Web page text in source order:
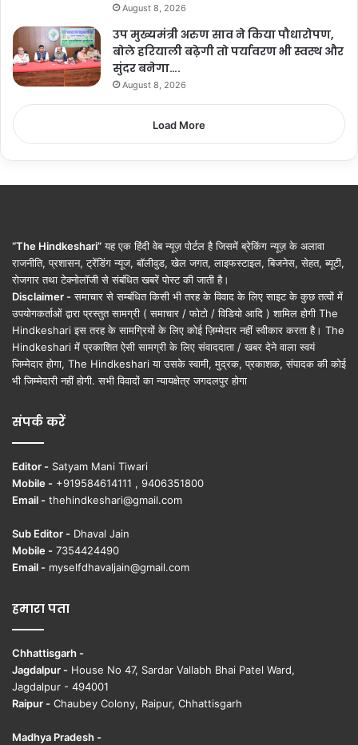
August 8, 2026
उप मुख्यमंत्री अरुण साव ने किया पौधारोपण,
बोले हरियाली बढ़ेगी तो पर्यावरण भी स्वस्थ और
सुंदर बनेगा….
August 8, 2026
Load More
“The Hindkeshari”यह एक हिंदी वेब न्यूज़ पोर्टल है जिसमें ब्रेकिंग न्यूज़ के अलावा
राजनीति, प्रशासन, ट्रेंडिंग न्यूज, बॉलीवुड, खेल जगत, लाइफस्टाइल, बिजनेस, सेहत, ब्यूटी,
रोजगार तथा टेक्नोलॉजी से संबंधित खबरें पोस्ट की जाती है।
Disclaimer - समाचार से सम्बंधित किसी भी तरह के विवाद के लिए साइट के कुछ तत्वों में
उपयोगकर्ताओं द्वारा प्रस्तुत सामग्री ( समाचार / फोटो / विडियो आदि ) शामिल होगी The
Hindkeshari इस तरह के सामग्रियों के लिए कोई ज़िम्मेदार नहीं स्वीकार करता है। The
Hindkeshari में प्रकाशित ऐसी सामग्री के लिए संवाददाता / खबर देने वाला स्वयं
जिम्मेदार होगा, The Hindkeshari या उसके स्वामी, मुद्रक, प्रकाशक, संपादक की कोई
भी जिम्मेदारी नहीं होगी. सभी विवादों का न्यायक्षेत्र जगदलपुर होगा
संपर्क करें
Editor - Satyam Mani Tiwari
Mobile - +919584614111 , 9406351800
Email - thehindkeshari@gmail.com
Sub Editor - Dhaval Jain
Mobile - 7354424490
Email - myselfdhavaljain@gmail.com
हमारा पता
Chhattisgarh -
Jagdalpur - House No 47, Sardar Vallabh Bhai Patel Ward,
Jagdalpur - 494001
Raipur - Chaubey Colony, Raipur, Chhattisgarh
Madhya Pradesh -